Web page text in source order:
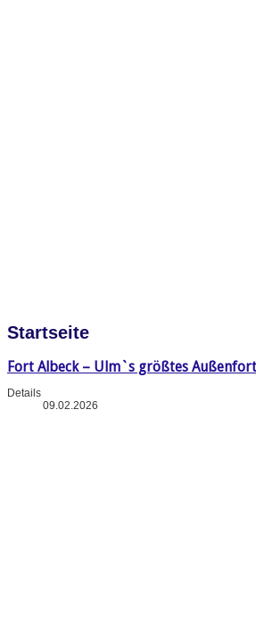
Startseite
Fort Albeck – Ulm`s größtes
Details
09.02.2026